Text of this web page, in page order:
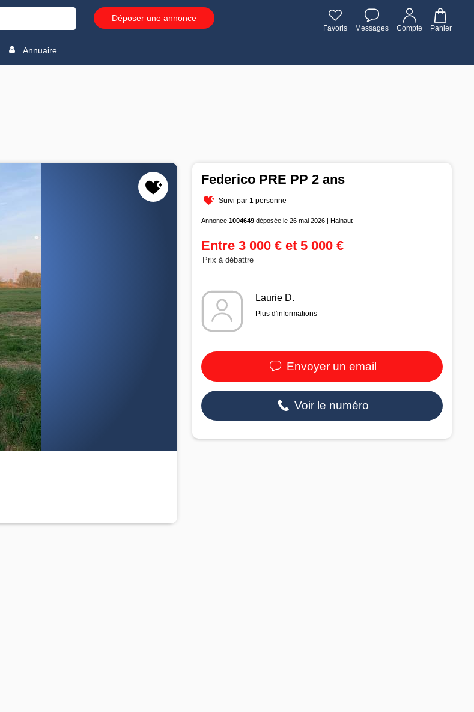
Déposer une annonce
Favoris Messages Compte Panier
Annuaire
Federico PRE PP 2 ans
Suivi par 1 personne
Annonce1004649 déposée le 26 mai 2026 | Hainaut
Entre 3 000 € et 5 000 €
Prix à débattre
Laurie D.
Plus d'informations
Envoyer un email
Voir le numéro